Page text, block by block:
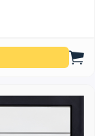
цена
76950 ₽.